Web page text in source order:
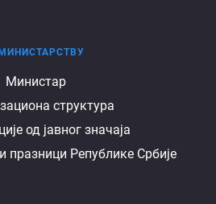
Министар
структура
од јавног значаја
празници Републике Србије